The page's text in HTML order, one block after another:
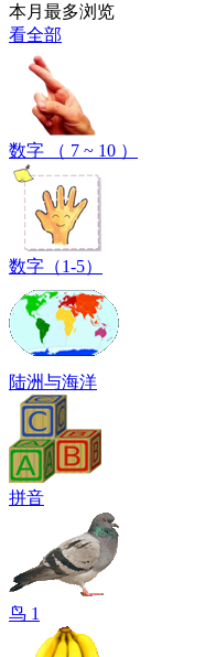
本月最多浏览
看全部
数字 （ 7 ~ 10 ）
数字（1-5）
陆洲与海洋
拼音
鸟 1